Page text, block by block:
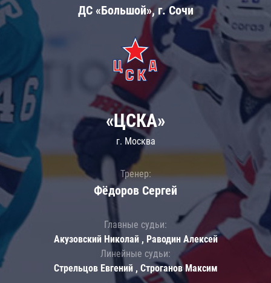
ДС «Большой», г. Сочи
«ЦСКА»
г. Москва
Тренер:
Фёдоров Сергей
Главные судьи:
Акузовский Николай , Раводин Алексей
Линейные судьи:
Стрельцов Евгений , Строганов Максим